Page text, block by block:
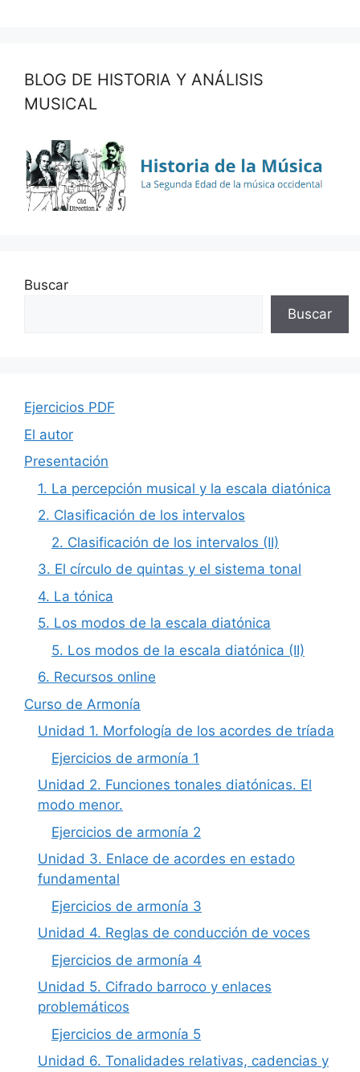
BLOG DE HISTORIA Y ANÁLISIS
MUSICAL
Buscar
Buscar
Ejercicios PDF
El autor
Presentación
1. La percepción musical y la escala diatónica
2. Clasificación de los intervalos
2. Clasificación de los intervalos (II)
3. El círculo de quintas y el sistema tonal
4. La tónica
5. Los modos de la escala diatónica
5. Los modos de la escala diatónica (II)
6. Recursos online
Curso de Armonía
Unidad 1. Morfología de los acordes de tríada
Ejercicios de armonía 1
Unidad 2. Funciones tonales diatónicas. El
modo menor.
Ejercicios de armonía 2
Unidad 3. Enlace de acordes en estado
fundamental
Ejercicios de armonía 3
Unidad 4. Reglas de conducción de voces
Ejercicios de armonía 4
Unidad 5. Cifrado barroco y enlaces
problemáticos
Ejercicios de armonía 5
Unidad 6. Tonalidades relativas, cadencias y